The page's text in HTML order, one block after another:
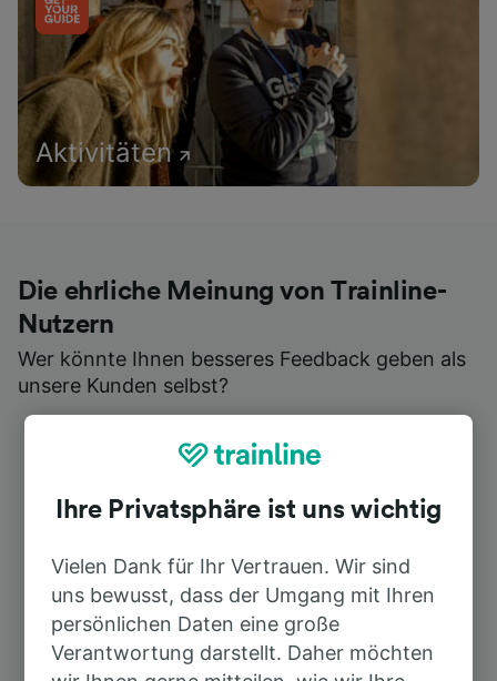
Aktivitäten
Die ehrliche Meinung von Trainline-
Nutzern
Wer könnte Ihnen besseres Feedback geben als
unsere Kunden selbst?
Ihre Privatsphäre ist uns wichtig
Vielen Dank für Ihr Vertrauen. Wir sind
uns bewusst, dass der Umgang mit Ihren
persönlichen Daten eine große
Verantwortung darstellt. Daher möchten